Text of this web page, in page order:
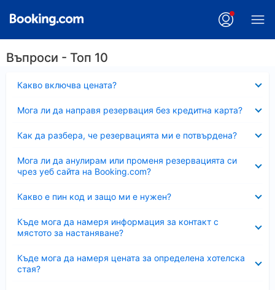
Въпроси - Топ 10
Какво включва цената?
Мога ли да направя резервация без кредитна карта?
Как да разбера, че резервацията ми е потвърдена?
Мога ли да анулирам или променя резервацията си
чрез уеб сайта на Booking.com?
Какво е пин код и защо ми е нужен?
Къде мога да намеря информация за контакт с
мястото за настаняване?
Къде мога да намеря цената за определена хотелска
стая?